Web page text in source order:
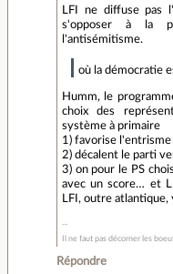
LFI ne diffuse pas
s'opposer à la
l'antisémitisme.
où la démocratie
Humm, le
choix des
système à primaire
1) favorise l'entrisme
2) décalent le parti
3) on pour le PS
avec un score… et
LFI, outre
Il ne faut pas décorner les
Répondre